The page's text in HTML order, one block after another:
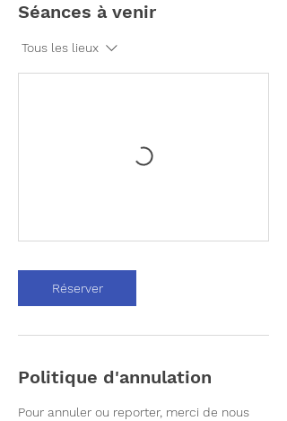
Séances à venir
Tous les lieux
Réserver
Politique d'annulation
Pour annuler ou reporter, merci de nous